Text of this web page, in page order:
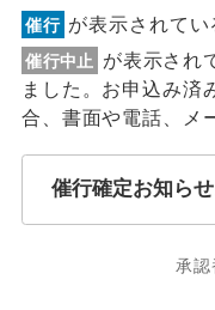
催行 が表示されてい
催行中止
が表示され
ました。お申込み済
合、書面や電話、メ
催行確定お知ら
承